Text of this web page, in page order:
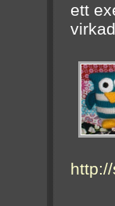
ett